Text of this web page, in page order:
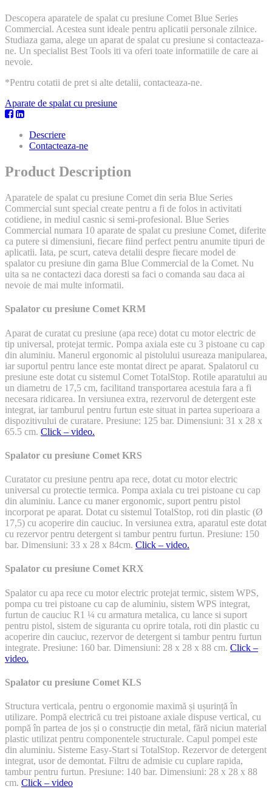
Descopera aparatele de spalat cu presiune Comet Blue Series
Commercial. Acestea sunt ideale pentru aplicatii personale zilnice.
Studiaza gama, alege un aparat de spalat cu presiune si contacteaza-
ne. Un specialist Best Tools iti va oferi toate informatiile de care ai
nevoie.
*Pentru cotatii de pret si alte detalii, contacteaza-ne.
Aparate de spalat cu presiune
Descriere
Contacteaza-ne
Product Description
Aparatele de spalat cu presiune Comet din seria Blue Series
Commercial sunt special create pentru a fi de folos in activitati
cotidiene, in mediul casnic si semi-profesional. Blue Series
Commercial numara 10 aparate de spalat cu presiune Comet, diferite
ca putere si dimensiuni, fiecare fiind perfect pentru anumite tipuri de
aplicatii. Iata, pe scurt, cateva detalii despre fiecare model de
spalator cu presiune din gama Blue Commercial de la Comet. Nu
uita sa ne contactezi daca doresti sa faci o comanda sau daca ai
nevoie de mai multe informatii.
Spalator cu presiune Comet KRM
Aparat de curatat cu presiune (apa rece) dotat cu motor electric de
tip universal, protejat termic. Pompa axiala este cu 3 pistoane cu cap
din aluminiu. Manerul ergonomic al pistolului usureaza manipularea,
iar suportul pentru lance este montat direct pe aparat. Spalatorul cu
presiune este dotat cu sistemul Comet TotalStop. Rotile aparatului au
un diametru de 17,5 cm, facilitand transportarea acestuia fara a fi
necesara ridicarea. In versiunea extra, rezervorul de detergent este
integrat, iar tamburul pentru furtun este situat in partea superioara a
dispozitivului de curatare. Presiune: 125 bar. Dimensiuni: 31 x 28 x
65.5 cm. Click – video.
Spalator cu presiune Comet KRS
Curatator cu presiune pentru apa rece, dotat cu motor electric
universal cu protectie termica. Pompa axiala cu trei pistoane cu cap
din aluminiu. Lance cu maner ergonomic, suport pentru pistol
incorporat pe aparat. Dotat cu sistemul TotalStop, roti din plastic (Ø
17,5) cu acoperire din cauciuc. In versiunea extra, aparatul este dotat
cu rezervor pentru detergent si tambur pentru furtun. Presiune: 150
bar. Dimensiuni: 33 x 28 x 84cm. Click – video.
Spalator cu presiune Comet KRX
Spalator cu apa rece cu motor electric protejat termic, sistem WPS,
pompa cu trei pistoane cu cap de aluminiu, sistem WPS integrat,
furtun de cauciuc R1 ¼ cu armatura metalica, cu lance si suport
pentru pistol, sistem de siguranta cu oprire totala, roti din plastic cu
acoperire din cauciuc, rezervor de detergent si tambur pentru furtun
integrate. Presiune: 160 bar. Dimensiuni: 28 x 28 x 88 cm. Click –
video.
Spalator cu presiune Comet KLS
Structura verticala, pentru o ergonomie maximă și ușurință în
utilizare. Pompă electrică cu trei pistoane axiale dispuse vertical, cu
pompă în partea de jos și o construcție din metal, fără niciun material
plastic utilizat pentru componentele structurale. Capul pompei este
din aluminiu. Sisteme Easy-Start si TotalStop. Rezervor de detergent
integrat, usor de demontat. Filtru de admisie cu cuplare rapida,
tambur pentru furtun. Presiune: 140 bar. Dimensiuni: 28 x 28 x 88
cm. Click – video